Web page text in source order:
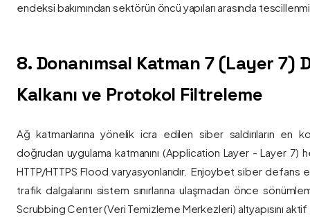
endeksi bakımından sektörün öncü yapıları arasında
8. Donanımsal Katman 7 (Layer 7)
Kalkanı ve Protokol Filtreleme
Ağ katmanlarına yönelik icra edilen siber saldırıların en
doğrudan uygulama katmanını (Application Layer - Layer 7)
HTTP/HTTPS Flood varyasyonlarıdır. Enjoybet siber
trafik dalgalarını sistem sınırlarına ulaşmadan önce
Scrubbing Center (Veri Temizleme Merkezleri) altyapısını